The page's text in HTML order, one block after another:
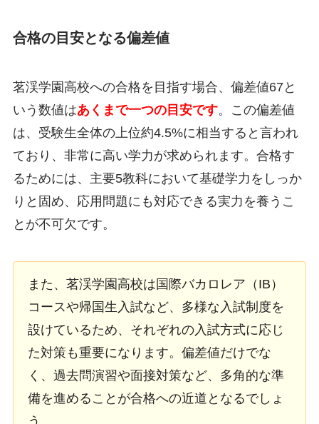
合格の目安となる偏差値
茗渓学園高校への合格を目指す場合、偏差値67と
いう数値はあくまで一つの目安です。この偏差値
は、受験生全体の上位約4.5%に相当すると言われ
ており、非常に高い学力が求められます。合格す
るためには、主要5教科において基礎学力をしっか
りと固め、応用問題にも対応できる実力を養うこ
とが不可欠です。
また、茗渓学園高校は国際バカロレア（IB）
コースや帰国生入試など、多様な入試制度を
設けているため、それぞれの入試方式に応じ
た対策も重要になります。偏差値だけでな
く、過去問演習や面接対策など、多角的な準
備を進めることが合格への近道となるでしょ
う。